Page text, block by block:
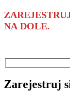
NA DOLE.
Zarejestruj